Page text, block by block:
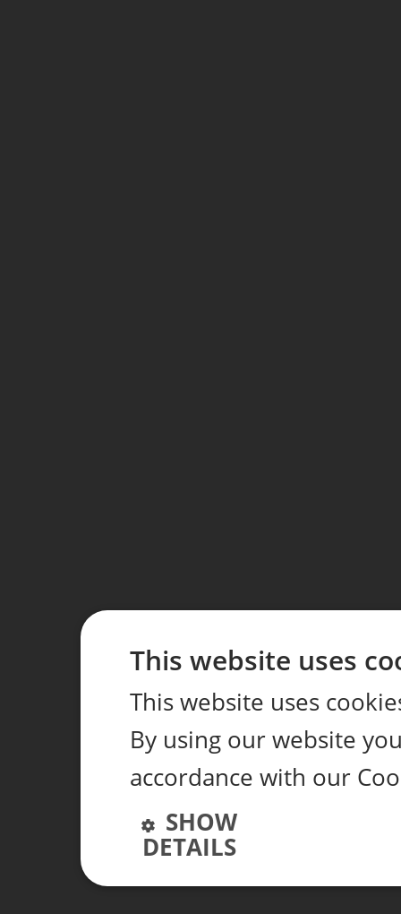
This website uses
This website uses
By using our website
accordance with our
SHOW
DETAILS